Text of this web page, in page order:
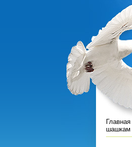
Главная
шашкам